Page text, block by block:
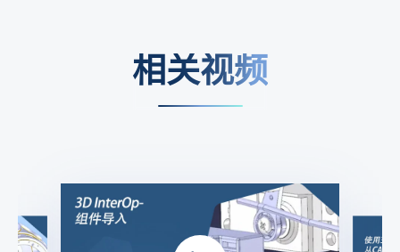
相关视频